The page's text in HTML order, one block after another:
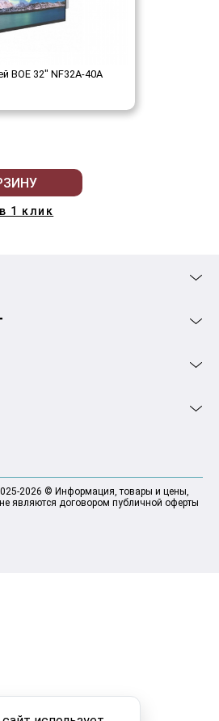
BOE 32" NF32A-40A
1 клик
2026 © Информация, товары и цены,
являются договором публичной оферты